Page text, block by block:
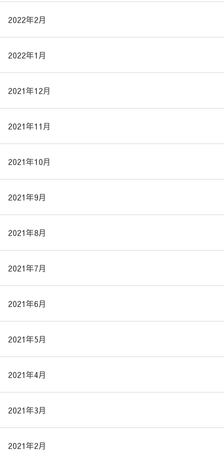
2022年2月
2022年1月
2021年12月
2021年11月
2021年10月
2021年9月
2021年8月
2021年7月
2021年6月
2021年5月
2021年4月
2021年3月
2021年2月